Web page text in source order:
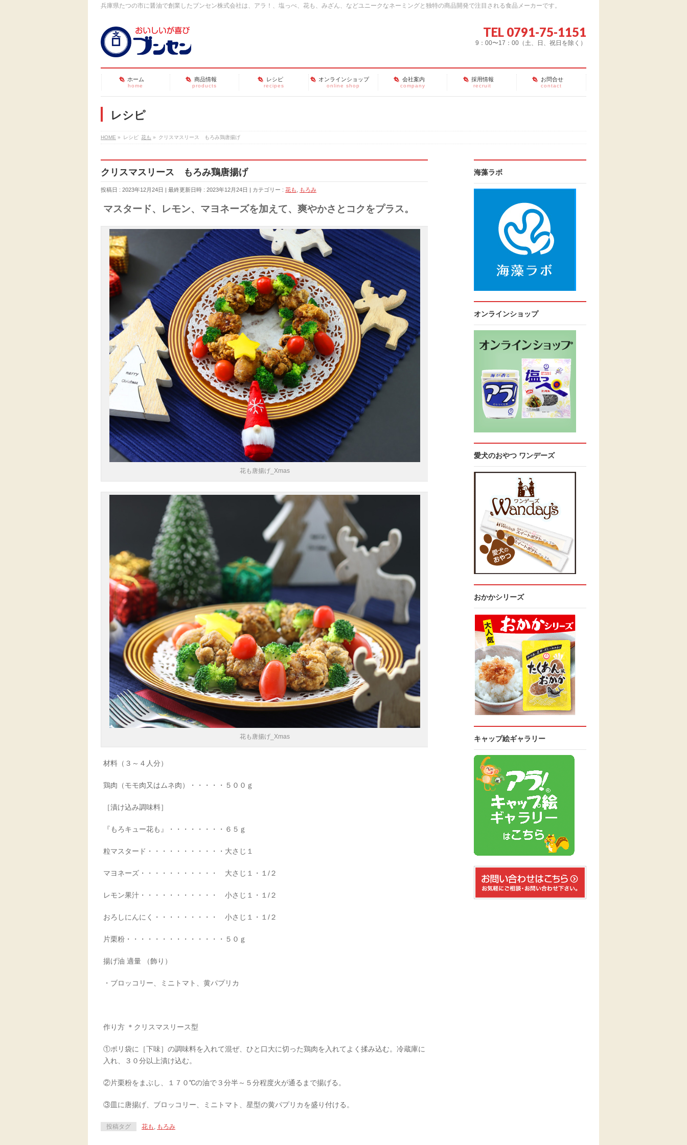
兵庫県たつの市に醤油で創業したブンセン株式会社は、アラ！、塩っぺ、花も、みざん、などユニークなネーミングと独特の商品開発で注目される食品メーカーです。
TEL 0791-75-1151
9：00〜17：00（土、日、祝日を除く）
ホーム
home
商品情報
products
レシピ
recipes
オンラインショップ
online shop
会社案内
company
採用情報
recruit
お問合せ
contact
レシピ
HOME » レシピ 花も » クリスマスリース もろみ鶏唐揚げ
クリスマスリース もろみ鶏唐揚げ
投稿日 : 2023年12月24日 最終更新日時 : 2023年12月24日 カテゴリー : 花も もろみ
マスタード、レモン、マヨネーズを加えて、爽やかさとコクをプラス。
花も唐揚げ_Xmas
花も唐揚げ_Xmas
材料（３～４人分）
鶏肉（モモ肉又はムネ肉）・・・・・５００ｇ
［漬け込み調味料］
『もろキュー花も』・・・・・・・・６５ｇ
粒マスタード・・・・・・・・・・・大さじ１
マヨネーズ・・・・・・・・・・・ 大さじ１・１/２
レモン果汁・・・・・・・・・・・ 小さじ１・１/２
おろしにんにく・・・・・・・・・ 小さじ１・１/２
片栗粉・・・・・・・・・・・・・・５０ｇ
揚げ油 適量 （飾り）
・ブロッコリー、ミニトマト、黄パプリカ
作り方 ＊クリスマスリース型
①ポリ袋に［下味］の調味料を入れて混ぜ、ひと口大に切った鶏肉を入れてよく揉み込む。冷蔵庫に
入れ、３０分以上漬け込む。
②片栗粉をまぶし、１７０℃の油で３分半～５分程度火が通るまで揚げる。
③皿に唐揚げ、ブロッコリー、ミニトマト、星型の黄パプリカを盛り付ける。
投稿タグ 花も , もろみ
海藻ラボ
オンラインショップ
愛犬のおやつ ワンデーズ
おかかシリーズ
キャップ絵ギャラリー